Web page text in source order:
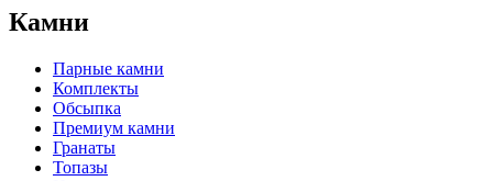
Камни
Парные камни
Комплекты
Обсыпка
Премиум камни
Гранаты
Топазы